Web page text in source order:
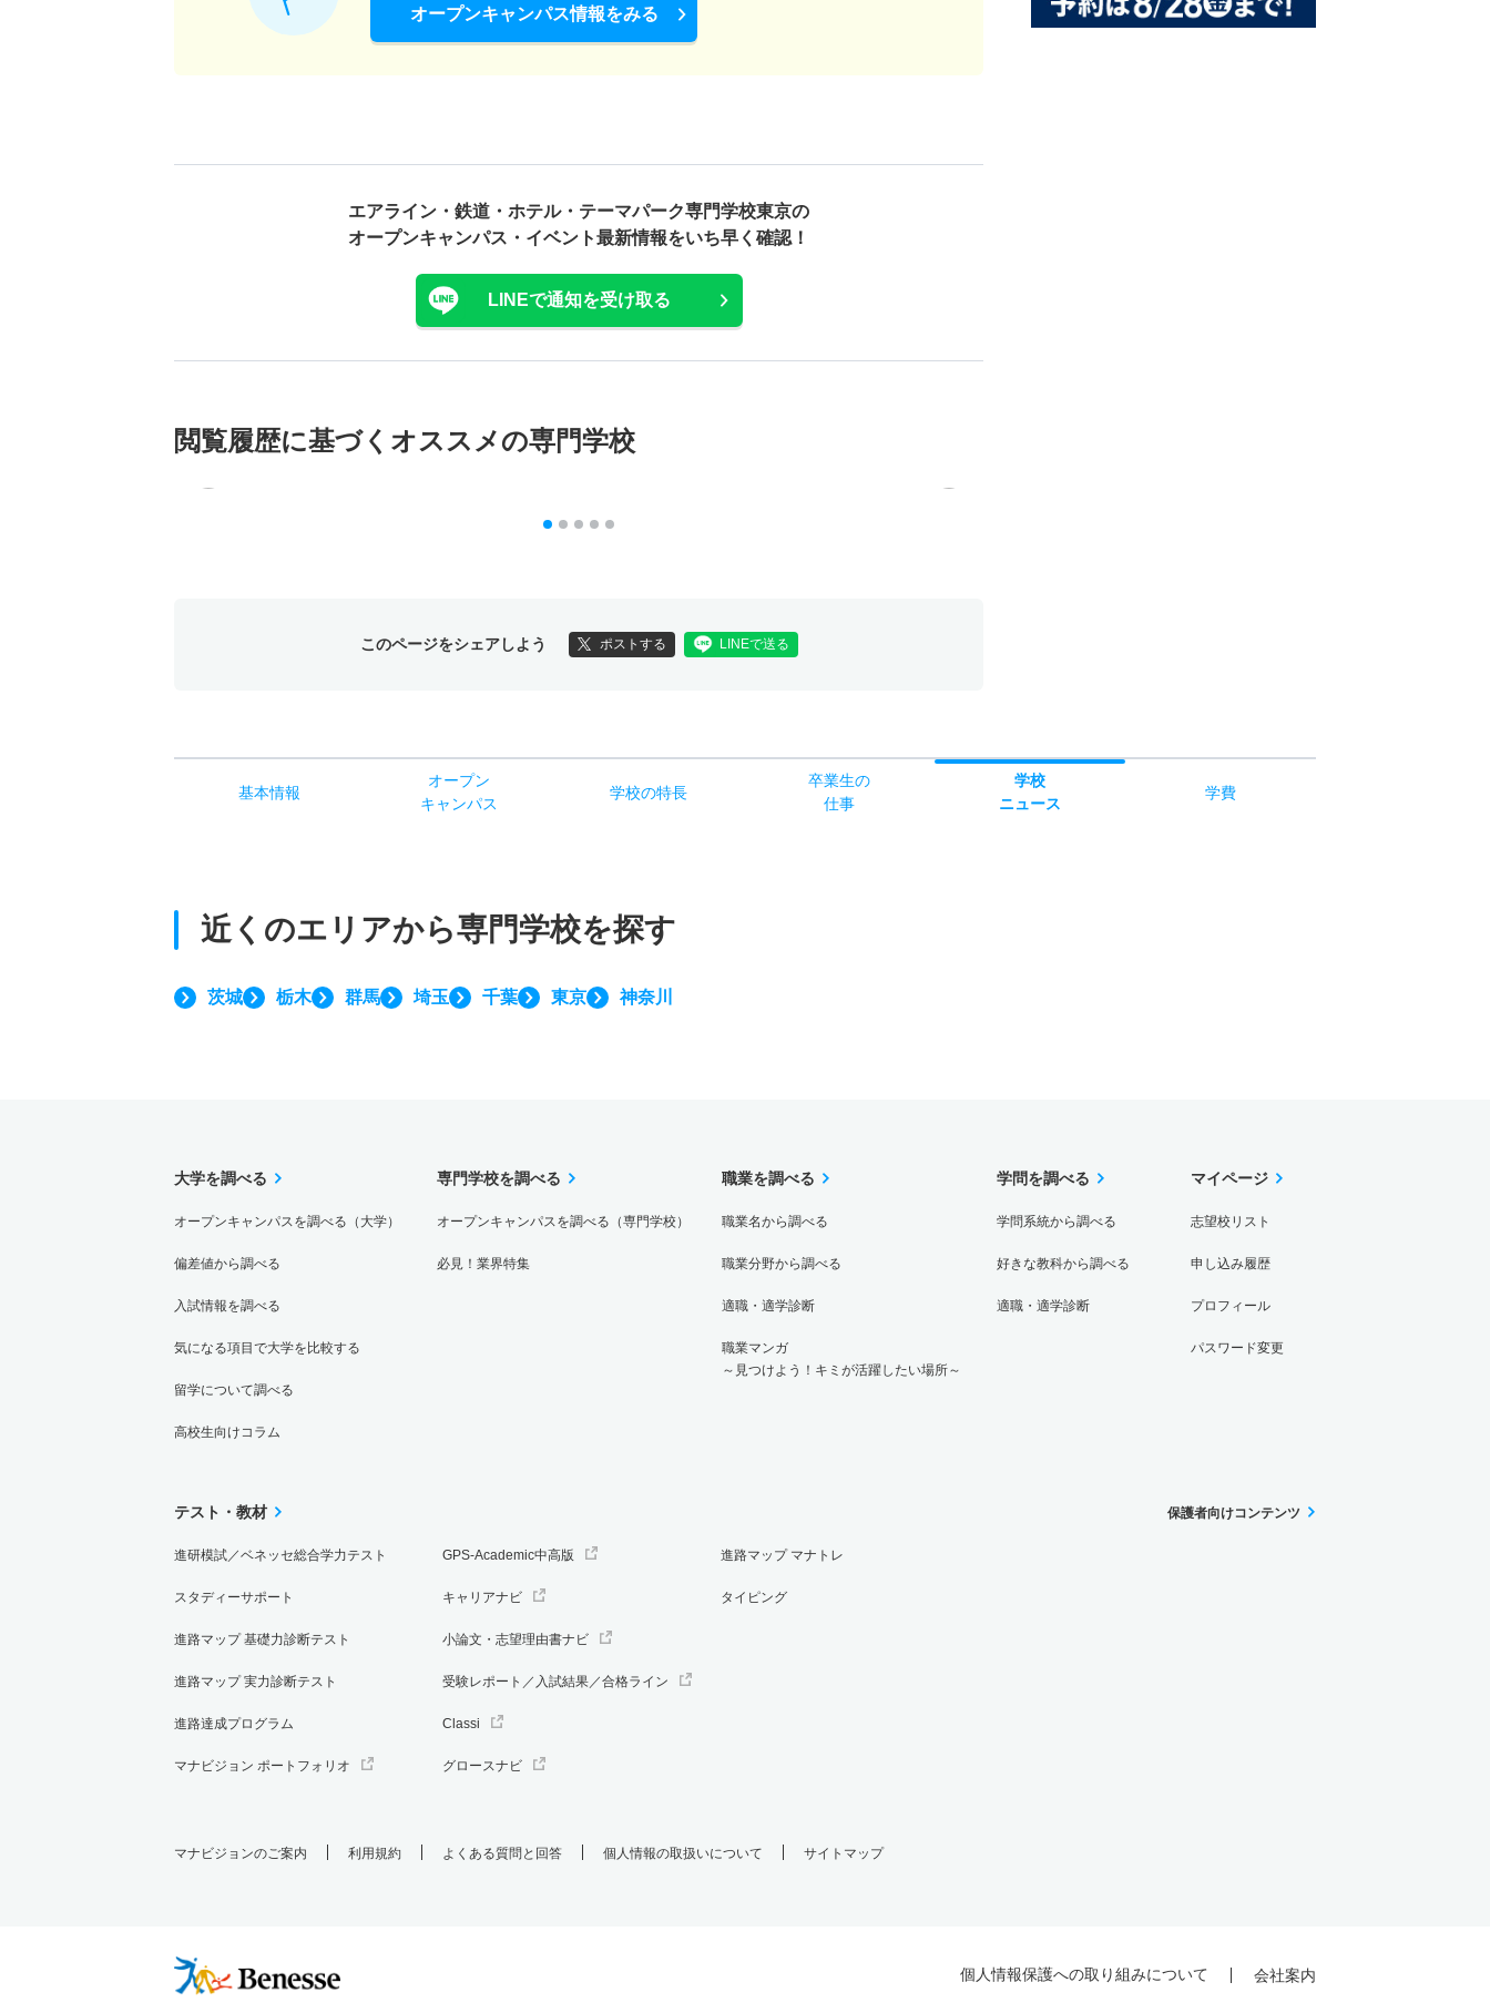
オープンキャンパス情報をみる
エアライン・鉄道・ホテル・テーマパーク専門学校東京の
オープンキャンパス・ イベント最新情報をいち早く確認！
LINEで通知を受け取る
閲覧履歴に基づく オススメの専門学校
このページをシェアしよう ポストする LINEで送る
基本情報
オープン
キャンパス
学校の特長
卒業生の
仕事
学校
ニュース
学費
近くのエリアから専門学校を探す
茨城 栃木 群馬 埼玉 千葉 東京 神奈川
大学を調べる
オープンキャンパスを調べる（大学）
偏差値から調べる
入試情報を調べる
気になる項目で大学を比較する
留学について調べる
高校生向けコラム
専門学校を調べる
オープンキャンパスを調べる（専門学校）
必見！業界特集
職業を調べる
職業名から調べる
職業分野から調べる
適職・適学診断
職業マンガ
～見つけよう！キミが活躍したい場所～
学問を調べる
学問系統から調べる
好きな教科から調べる
適職・適学診断
マイページ
志望校リスト
申し込み履歴
プロフィール
パスワード変更
テスト・教材
進研模試／ベネッセ総合学力テスト
スタディーサポート
進路マップ 基礎力診断テスト
進路マップ 実力診断テスト
進路達成プログラム
マナビジョン ポートフォリオ
GPS-Academic中高版
キャリアナビ
小論文・志望理由書ナビ
受験レポート／入試結果／合格ライン
Classi
グロースナビ
進路マップ マナトレ
タイピング
保護者向けコンテンツ
マナビジョンのご案内 利用規約 よくある質問と回答 個人情報の取扱いについて サイトマップ
個人情報保護への取り組みについて 会社案内